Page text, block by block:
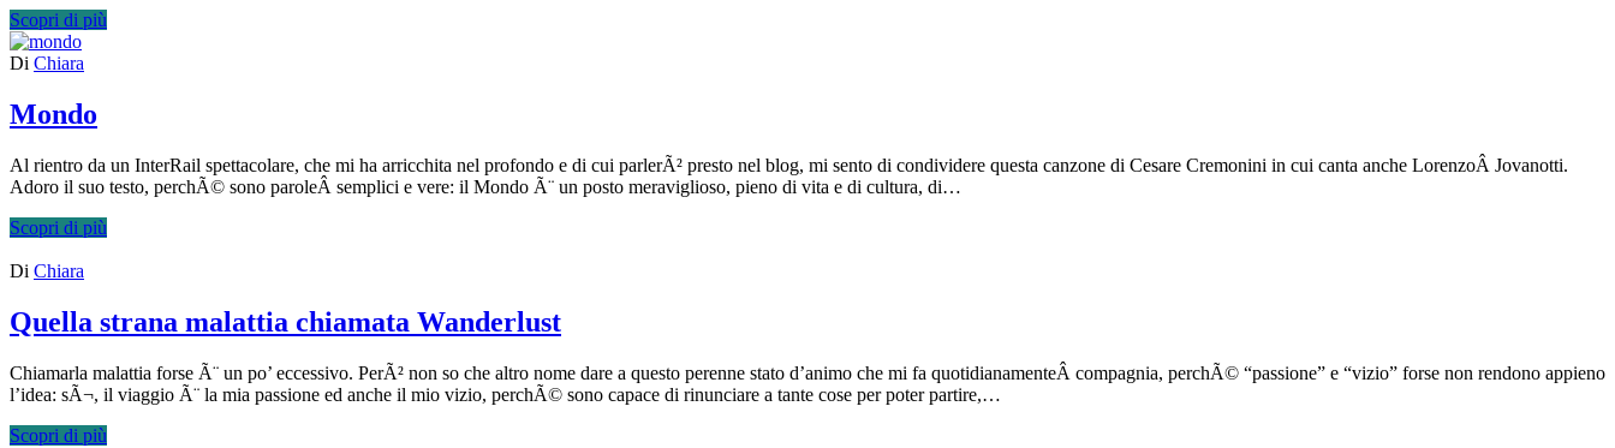
Scopri di più
Di Chiara
Mondo
Al rientro da un InterRail spettacolare, che mi ha arricchita nel profondo e di cui parlerÃ² presto nel blog, mi sento di condividere questa canzone di Cesare Cremonini in cui canta anche LorenzoÂ Jovanotti.
Adoro il suo testo, perchÃ© sono paroleÂ semplici e vere: il Mondo Ã¨ un posto meraviglioso, pieno di vita e di cultura, di…
Scopri di più
Di Chiara
Quella strana malattia chiamata Wanderlust
Chiamarla malattia forse Ã¨ un po’ eccessivo. PerÃ² non so che altro nome dare a questo perenne stato d’animo che mi fa quotidianamenteÂ compagnia, perchÃ© “passione” e “vizio” forse non rendono appieno
l’idea: sÃ¬, il viaggio Ã¨ la mia passione ed anche il mio vizio, perchÃ© sono capace di rinunciare a tante cose per poter partire,…
Scopri di più